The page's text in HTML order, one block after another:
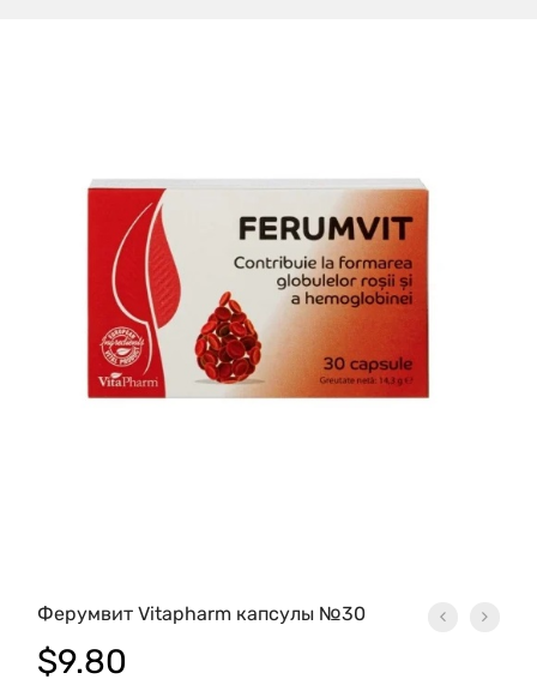
Ферумвит Vitapharm капсулы №30
$9.80